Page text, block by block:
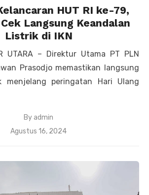
HUT RI ke-79,
Langsung Keandalan
Listrik di IKN
UTARA – Direktur Utama PT PLN
Prasodjo memastikan langsung
menjelang peringatan Hari Ulang
By admin
Posted
Agustus 16, 2024